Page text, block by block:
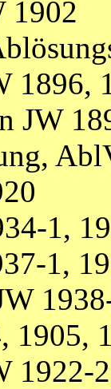
1902
1896,
JW
1,
1,
1905,
1922-